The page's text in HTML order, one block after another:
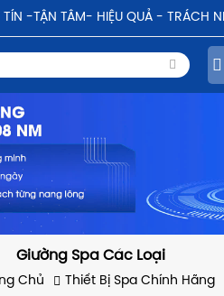
TÍN -TẬN TÂM- HIỆU QUẢ - TRÁCH
Giường Spa Các Loại
Chủ Thiết Bị Spa Chính Hãng